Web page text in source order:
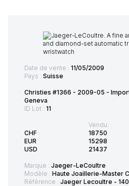
Date de vente : 11/05/2009
Pays : Suisse
Christies #1366 - 2009-05 -
Geneva
ID Lot : 11
CHF
EUR
USD
Vendu:
18750
15298
21437
Marque : Jaeger-LeCoultre
Modèle : Haute Joaillerie-Master
Référence : Jaeger Lecoultre -